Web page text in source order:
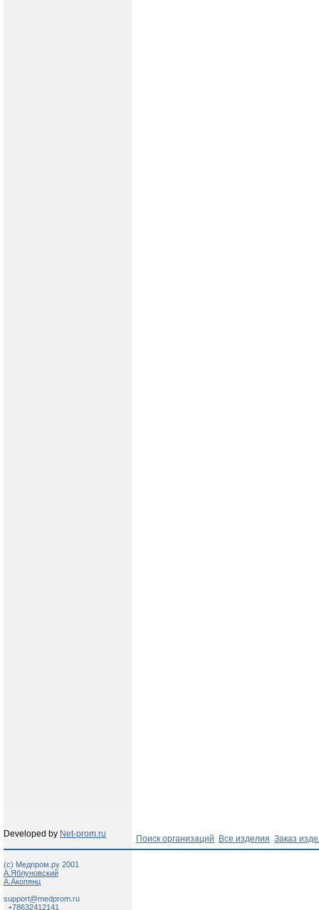
Developed by Net-prom.ru Поиск организаций Все изделия Заказ
(c) Медпром.ру 2001
А.Яблуновский
А.Акопянц
support@medprom.ru
+78632412141